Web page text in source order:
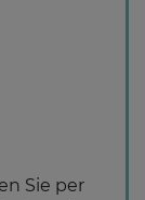
Sie per